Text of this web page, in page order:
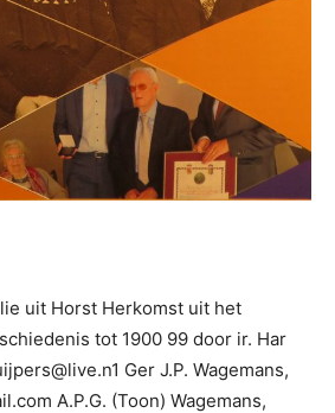
uit Horst Herkomst uit het
tot 1900 99 door ir. Har
Ger J.P. Wagemans,
A.P.G. (Toon) Wagemans,